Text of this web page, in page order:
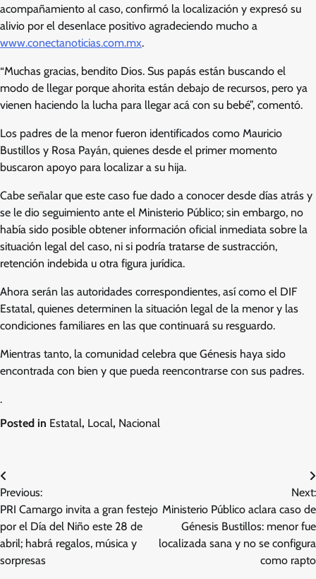
acompañamiento al caso, confirmó la localización y expresó su
alivio por el desenlace positivo agradeciendo mucho a
www.conectanoticias.com.mx.
“Muchas gracias, bendito Dios. Sus papás están buscando el
modo de llegar porque ahorita están debajo de recursos, pero ya
vienen haciendo la lucha para llegar acá con su bebé”, comentó.
Los padres de la menor fueron identificados como Mauricio
Bustillos y Rosa Payán, quienes desde el primer momento
buscaron apoyo para localizar a su hija.
Cabe señalar que este caso fue dado a conocer desde días atrás y
se le dio seguimiento ante el Ministerio Público; sin embargo, no
había sido posible obtener información oficial inmediata sobre la
situación legal del caso, ni si podría tratarse de sustracción,
retención indebida u otra figura jurídica.
Ahora serán las autoridades correspondientes, así como el DIF
Estatal, quienes determinen la situación legal de la menor y las
condiciones familiares en las que continuará su resguardo.
Mientras tanto, la comunidad celebra que Génesis haya sido
encontrada con bien y que pueda reencontrarse con sus padres.
.
Posted in Estatal, Local, Nacional
Navegación
de
entradas
Previous:
PRI Camargo invita a gran festejo
por el Día del Niño este 28 de
abril; habrá regalos, música y
sorpresas
Next:
Ministerio Público aclara caso de
Génesis Bustillos: menor fue
localizada sana y no se configura
como rapto